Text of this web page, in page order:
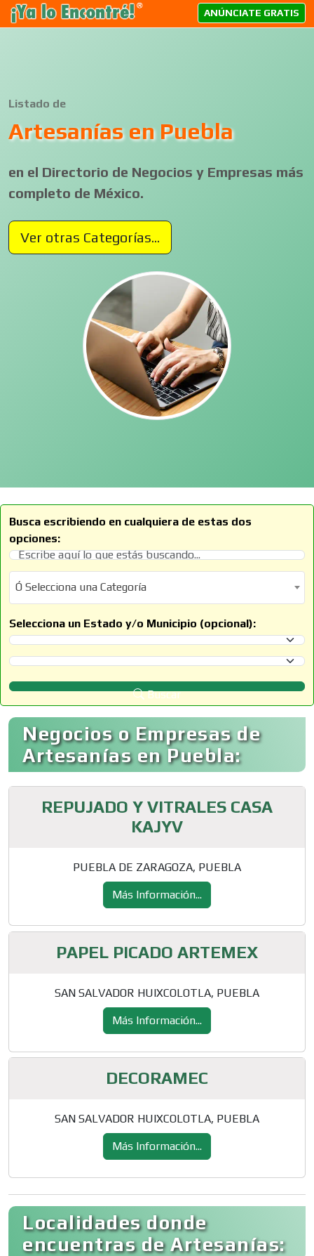
ANÚNCIATE GRATIS
Listado de
Artesanías en Puebla
en el Directorio de Negocios y Empresas más
completo de México.
Ver otras Categorías...
Busca escribiendo en cualquiera de estas dos
opciones:
Ó Selecciona una Categoría
Ó Selecciona una Categoría
Selecciona un Estado y/o Municipio (opcional):
Selecciona un Estado
Selecciona un Municipio
Buscar
Negocios o Empresas de
Artesanías en Puebla:
REPUJADO Y VITRALES CASA
KAJYV
PUEBLA DE ZARAGOZA, PUEBLA
Más Información...
PAPEL PICADO ARTEMEX
SAN SALVADOR HUIXCOLOTLA, PUEBLA
Más Información...
DECORAMEC
SAN SALVADOR HUIXCOLOTLA, PUEBLA
Más Información...
Localidades donde
encuentras de Artesanías: